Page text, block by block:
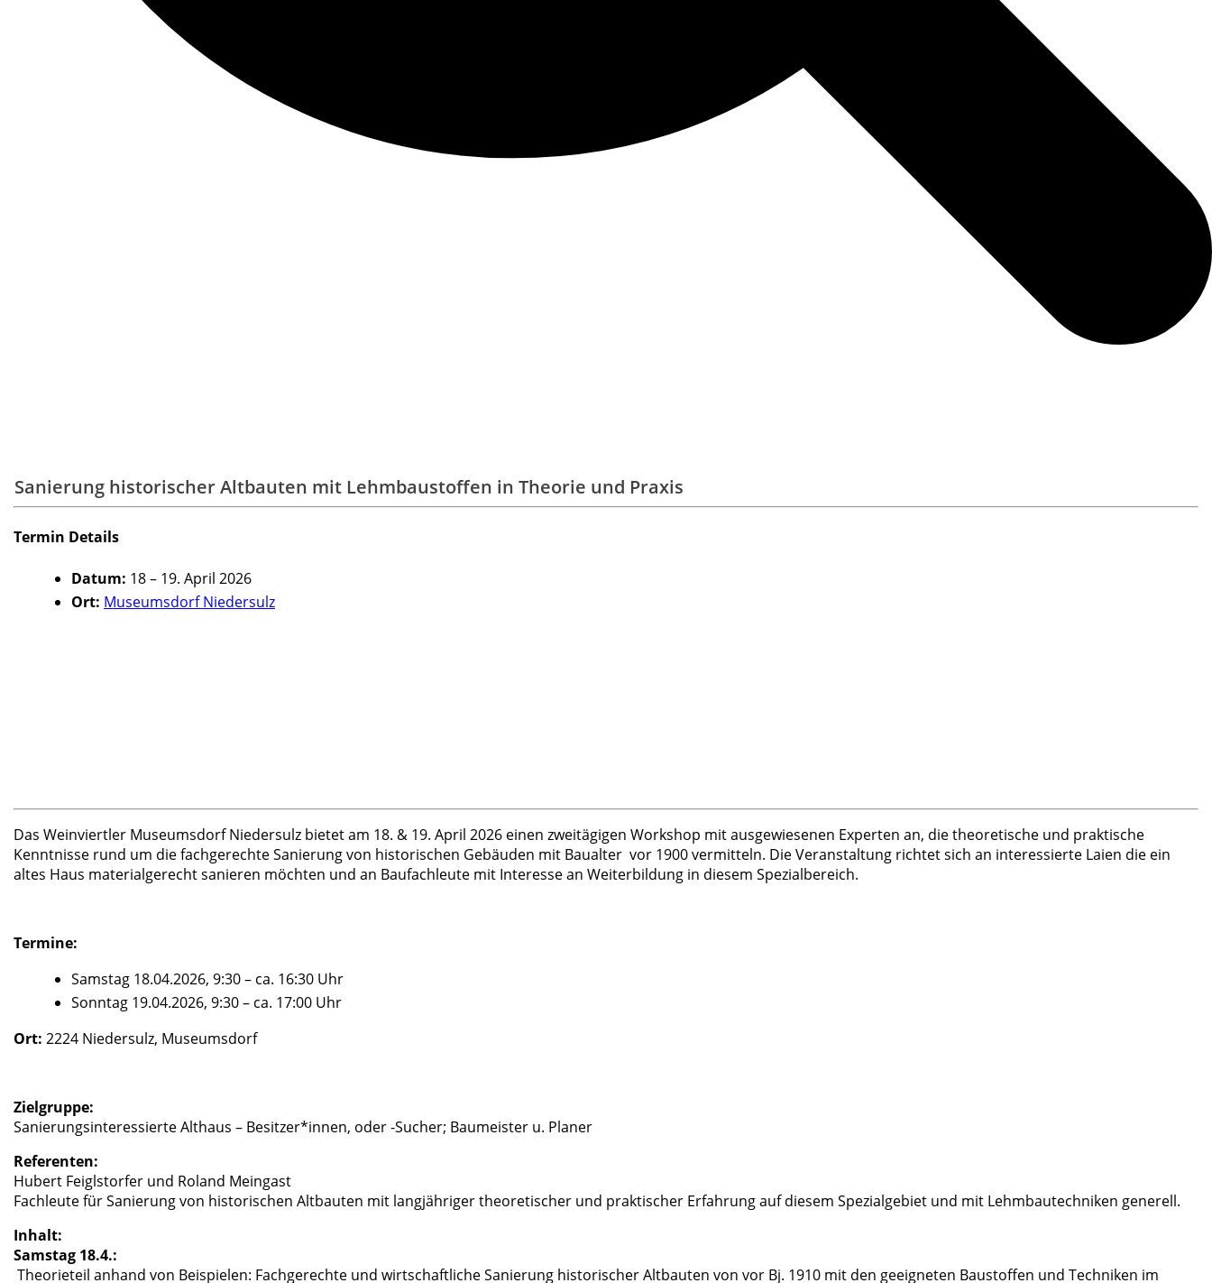
Sanierung historischer Altbauten mit Lehmbaustoffen in Theorie und Praxis
Termin Details
Datum: 18– 19. April 2026
Ort: Museumsdorf Niedersulz
Das Weinviertler Museumsdorf Niedersulz bietet am 18. & 19. April 2026 einen zweitägigen Workshop mit ausgewiesenen Experten an, die theoretische und praktische
Kenntnisse rund um die fachgerechte Sanierung von historischen Gebäuden mit Baualter vor 1900 vermitteln. Die Veranstaltung richtet sich an interessierte Laien die ein
altes Haus materialgerecht sanieren möchten und an Baufachleute mit Interesse an Weiterbildung in diesem Spezialbereich.
Termine:
Samstag 18.04.2026, 9:30 – ca. 16:30 Uhr
Sonntag 19.04.2026, 9:30 – ca. 17:00 Uhr
Ort: 2224 Niedersulz, Museumsdorf
Zielgruppe:
Sanierungsinteressierte Althaus – Besitzer*innen, oder -Sucher; Baumeister u. Planer
Referenten:
Hubert Feiglstorfer und Roland Meingast
Fachleute für Sanierung von historischen Altbauten mit langjähriger theoretischer und praktischer Erfahrung auf diesem Spezialgebiet und mit Lehmbautechniken generell.
Inhalt:
Samstag 18.4.:
Theorieteil anhand von Beispielen: Fachgerechte und wirtschaftliche Sanierung historischer Altbauten von vor Bj. 1910 mit den geeigneten Baustoffen und Techniken im